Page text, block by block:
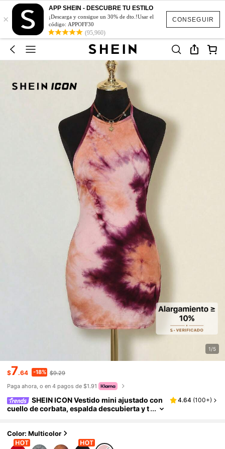
CONSEGUIR
×
APP SHEIN - DESCUBRE TU ESTILO
¡Descarga y consigue un 30% de dto.!Usar el
código: APPOFF30
(95,960)
1/5
$7.64 -18% $9.29
Paga ahora, o en 4 pagos de $1.91
SHEIN ICON Vestido mini ajustado con
cuello de corbata, espalda descubierta y t
4.64 (100+)
Color: Multicolor